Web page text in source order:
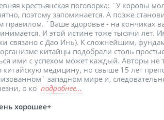
крестьянская поговорка: `У коровы
поэтому запоминается. А позже
правилом. `Ваше здоровье - на кончиках
И этой истине тоже тысячи лет.
связано с Дао Инь). К сложнейшим,
китайцы подобрали столь
ими с успехом может каждый. Авторы не
медицину, но свыше 15 лет
западном мире и,
о коподробнее...
хорошее+